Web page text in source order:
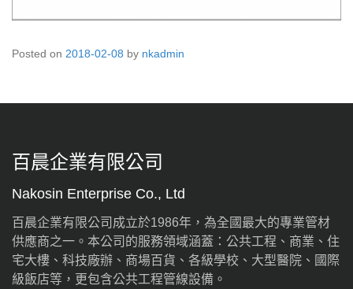
Posted on 2018-02-08 by nkadmin
百晨企業有限公司
Nakosin Enterprise Co., Ltd
百晨企業有限公司成立於1986年，為全國最大的專業管材
供應商之一。本公司的服務領域涵蓋：公共工程、商業、住
宅大樓、科技廠辦、商場百貨、各級學校、大型醫院、國際
級飯店等，更包含公共工程管線設備。